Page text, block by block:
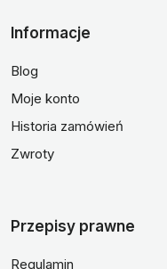
Informacje
Blog
Moje konto
Historia zamówień
Zwroty
Przepisy prawne
Regulamin